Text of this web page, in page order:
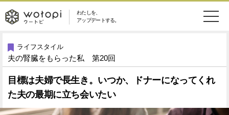
わたしを、
アップデートする。
wotopi
-
ウ
ー
メ
ニ
ュ
ー
恋愛・結婚
美容・コスメ 妊娠・出産
健康
ライフスタイル
夫の腎臓をもらった私 第20回
目標は夫婦で長生き。いつか、ドナーになってくれ
た夫の最期に立ち会いたい